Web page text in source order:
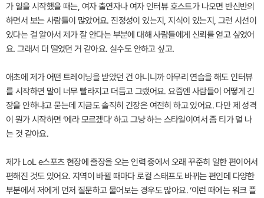
가 일을 시작했을 때는, 여자 출연자나 여자 인터뷰 호스트가 나오면 반신반의
하면서 보는 사람들이 많았어요. 진정성이 있는지, 지식이 있는지, 그런 시선이
있다는 걸 알아서 제가 잘 안다는 부분에 대해 사람들에게 신뢰를 얻고 싶었어
요. 그래서 더 떨었던 거 같아요. 실수도 안하고 싶고.
애초에 제가 어떤 트레이닝을 받았던 건 아니니까 아무리 연습을 해도 인터뷰
를 시작하면 말이 너무 빨라지고 더듬고 그랬어요. 요즘엔 사람들이 어떻게 긴
장을 안하냐고 묻는데 지금도 솔직히 긴장은 여전히 하고 있어요. 다만 제 성격
이 뭔가 시작하면 ‘에라 모르겠다’ 하고 그냥 하는 스타일이여서 좀 티가 덜 나
는 것 같아요.
제가 LoL e스포츠 현장에 출장을 오는 인력 중에서 오래 꾸준히 일한 편이어서
편해진 것도 있어요. 지역이 바뀔 때마다 로컬 스태프도 바뀌는 편인데 다양한
부분에서 저에게 먼저 질문하고 물어보는 경우도 많아요. ‘이런 때에는 워크 플